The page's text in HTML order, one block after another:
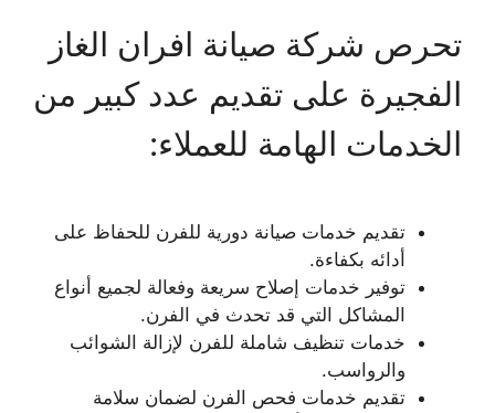
تحرص شركة صيانة افران الغاز
الفجيرة على تقديم عدد كبير من
الخدمات الهامة للعملاء:
تقديم خدمات صيانة دورية للفرن للحفاظ على
أدائه بكفاءة.
توفير خدمات إصلاح سريعة وفعالة لجميع أنواع
المشاكل التي قد تحدث في الفرن.
خدمات تنظيف شاملة للفرن لإزالة الشوائب
والرواسب.
تقديم خدمات فحص الفرن لضمان سلامة